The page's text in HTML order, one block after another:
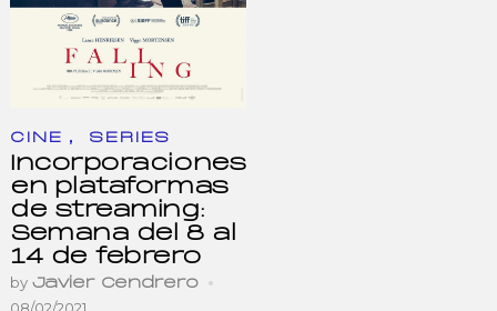
CINE , SERIES
Incorporaciones
en plataformas
de streaming:
Semana del 8 al
14 de febrero
by Javier Cendrero
08/02/2021